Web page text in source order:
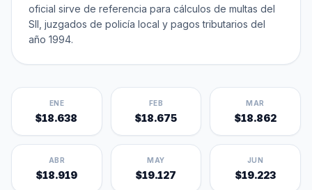
oficial sirve de referencia para cálculos de multas del
SII, juzgados de policía local y pagos tributarios del
año 1994.
ENE
$18.638
FEB
$18.675
MAR
$18.862
ABR
$18.919
MAY
$19.127
JUN
$19.223